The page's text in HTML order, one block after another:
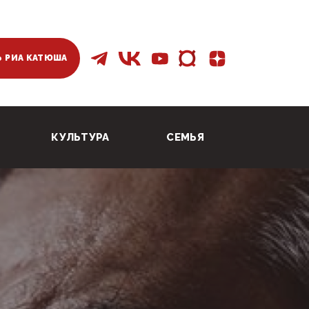
РИА КАТЮША
КУЛЬТУРА СЕМЬЯ